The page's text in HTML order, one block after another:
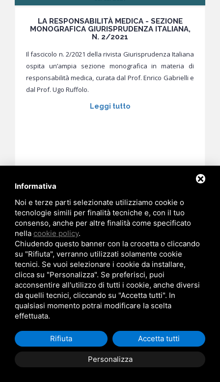
LA RESPONSABILITÀ MEDICA - SEZIONE
MONOGRAFICA GIURISPRUDENZA ITALIANA,
N. 2/2021
Il fascicolo n. 2/2021 della rivista Giurisprudenza Italiana
ospita un’ampia sezione monografica in materia di
responsabilità medica, curata dal Prof. Enrico Gabrielli e
dal Prof. Ugo Ruffolo.
Leggi tutto
08/02/2021
CLASS ACTION ED AZIONE INIBITORIA
COLLETTIVA: IL NUOVO VOLUME A CURA DEL
PROF. RUFFOLO
Class action ed azione inibitoria collettiva sono state
rivoluzionate da una riforma (legge n. 31/2019) la cui
entrata in vigore, a seguito di diversi rinvii, è ora
prevista per maggio 2021.
Informativa
Noi e terze parti selezionate utilizziamo cookie o
tecnologie simili per finalità tecniche e, con il tuo
consenso, anche per altre finalità come specificato
nella cookie policy.
Chiudendo questo banner con la crocetta o cliccando
su "Rifiuta", verranno utilizzati solamente cookie
tecnici. Se vuoi selezionare i cookie da installare,
clicca su "Personalizza". Se preferisci, puoi
acconsentire all'utilizzo di tutti i cookie, anche diversi
da quelli tecnici, cliccando su "Accetta tutti". In
qualsiasi momento potrai modificare la scelta
effettuata.
Personalizza
Rifiuta Accetta tutti